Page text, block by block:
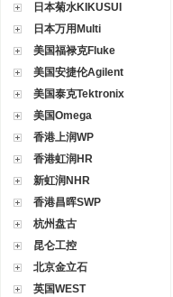
日本菊水KIKUSUI
日本万用Multi
美国福禄克Fluke
美国安捷伦Agilent
美国泰克Tektronix
美国Omega
香港上润WP
香港虹润HR
新虹润NHR
香港昌晖SWP
杭州盘古
昆仑工控
北京金立石
英国WEST